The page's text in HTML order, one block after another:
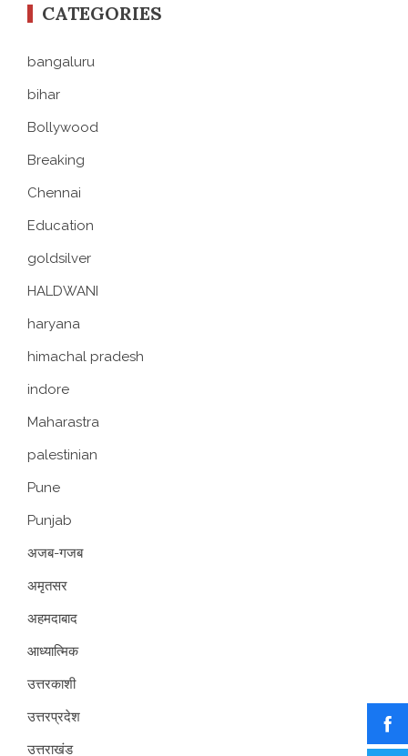
CATEGORIES
bangaluru
bihar
Bollywood
Breaking
Chennai
Education
goldsilver
HALDWANI
haryana
himachal pradesh
indore
Maharastra
palestinian
Pune
Punjab
अजब-गजब
अमृतसर
अहमदाबाद
आध्यात्मिक
उत्तरकाशी
उत्तरप्रदेश
उत्तराखंड